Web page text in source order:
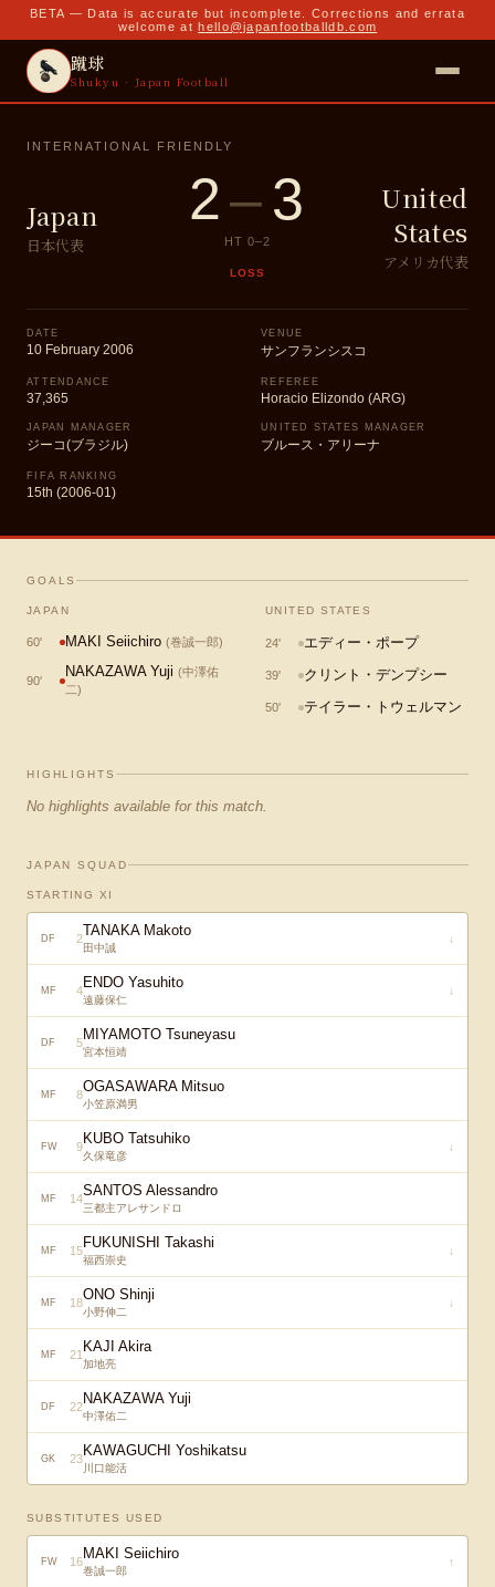
BETA — Data is accurate but incomplete. Corrections and errata
welcome at hello@japanfootballdb.com
蹴球
Shukyu · Japan Football
INTERNATIONAL FRIENDLY
Japan
日本代表
2–3
HT 0–2
LOSS
United
States
アメリカ代表
DATE
10 February 2006
VENUE
サンフランシスコ
ATTENDANCE
37,365
REFEREE
Horacio Elizondo (ARG)
JAPAN MANAGER
ジーコ(ブラジル)
UNITED STATES MANAGER
ブルース・アリーナ
FIFA RANKING
15th (2006-01)
GOALS
JAPAN
60' MAKI Seiichiro (巻誠一郎)
90'
NAKAZAWA Yuji (中澤佑
二)
UNITED STATES
24' エディー・ポープ
39' クリント・デンプシー
50' テイラー・トウェルマン
HIGHLIGHTS
No highlights available for this match.
JAPAN SQUAD
STARTING XI
DF 2TANAKA Makoto
田中誠
↓
MF 4ENDO Yasuhito
遠藤保仁
↓
DF 5MIYAMOTO Tsuneyasu
宮本恒靖
MF 8OGASAWARA Mitsuo
小笠原満男
FW 9KUBO Tatsuhiko
久保竜彦
↓
MF 14SANTOS Alessandro
三都主アレサンドロ
MF 15FUKUNISHI Takashi
福西崇史
↓
MF 18ONO Shinji
小野伸二
↓
MF 21 KAJI Akira
加地亮
DF 22NAKAZAWA Yuji
中澤佑二
GK 23KAWAGUCHI Yoshikatsu
川口能活
SUBSTITUTES USED
FW 16MAKI Seiichiro
巻誠一郎
↑